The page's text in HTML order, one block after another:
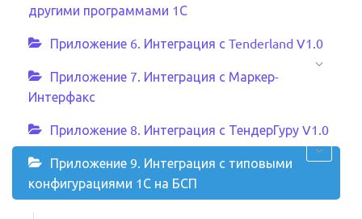
другими программами 1С
Приложение 6. Интеграция с Tenderland V1.0
Приложение 7. Интеграция с Маркер-
Интерфакс
Приложение 8. Интеграция с ТендерГуру V1.0
Приложение 9. Интеграция с типовыми
конфигурациями 1С на БСП